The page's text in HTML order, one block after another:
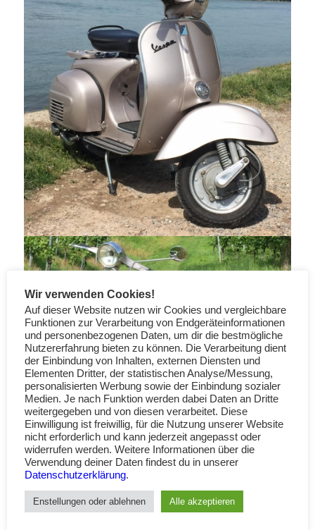
Wir verwenden Cookies!
Auf dieser Website nutzen wir Cookies und vergleichbare
Funktionen zur Verarbeitung von Endgeräteinformationen
und personenbezogenen Daten, um dir die bestmögliche
Nutzererfahrung bieten zu können. Die Verarbeitung dient
der Einbindung von Inhalten, externen Diensten und
Elementen Dritter, der statistischen Analyse/Messung,
personalisierten Werbung sowie der Einbindung sozialer
Medien. Je nach Funktion werden dabei Daten an Dritte
weitergegeben und von diesen verarbeitet. Diese
Einwilligung ist freiwillig, für die Nutzung unserer Website
nicht erforderlich und kann jederzeit angepasst oder
widerrufen werden. Weitere Informationen über die
Verwendung deiner Daten findest du in unserer
Datenschutzerklärung.
Enstellungen oder ablehnen Alle akzeptieren